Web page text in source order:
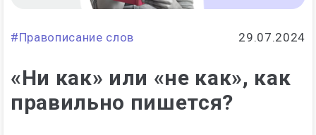
#Правописание слов 29.07.2024
«Ни как» или «не как», как
правильно пишется?